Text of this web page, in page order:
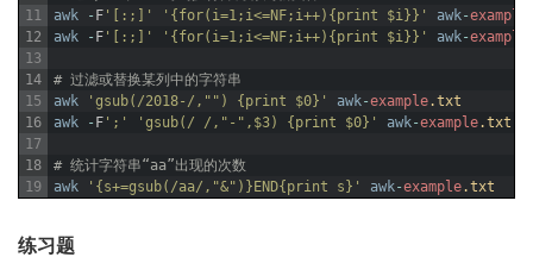
11
12
13
14
15
16
17
18
19
awk
- F '[:;]' '{for(i=1;i<=NF;i++){print $i}}' awk-example
awk
- F '[:;]' '{for(i=1;i<=NF;i++){print $i}}' awk-example
# 过滤或替换某列中的字符串
awk
'gsub(/2018-/,"") {print $0}' awk-example.txt
awk
- F ';' 'gsub(/ /,"-",$3) {print $0}' awk-example.txt
# 统计字符串“aa”出现的次数
awk
'{s+=gsub(/aa/,"&")}END{print s}' awk-example.txt
练习题